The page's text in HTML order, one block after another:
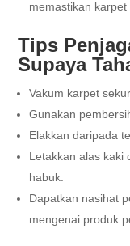
memastikan karpet
Tips
Supaya
Vakum karpet
Gunakan
Elakkan daripada
Letakkan alas kaki
habuk.
Dapatkan nasihat
mengenai produk